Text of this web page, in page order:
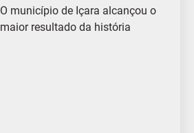
O município de Içara alcançou o
maior resultado da história